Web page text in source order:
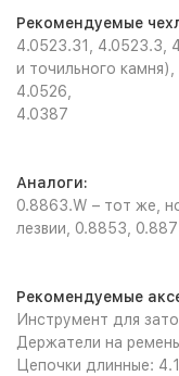
Рекомендуемые
4.0523.31, 4.0523.3,
и точильного камня),
4.0526,
4.0387
Аналоги:
0.8863.W – тот же,
лезвии, 0.8853,
Рекомендуемые
Инструмент для
Держатели на
Цепочки длинные: